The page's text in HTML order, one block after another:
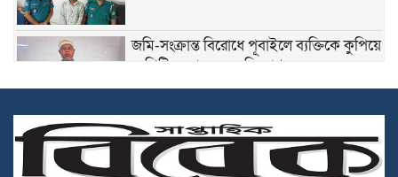
জমি-সংক্রান্ত বিরোধে পূবাইলে ব্যক্তিকে কুপিয়ে
ও পিটিয়ে আহতের অভিযোগ
কুরবানির ত্যাগের মহিমায় সমাজ গড়ার আহ্বান
ব্যবসায়ী নেতা সেলিম খানের